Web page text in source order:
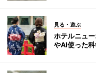
見る・遊ぶ
ホテルニュ
やAI使った